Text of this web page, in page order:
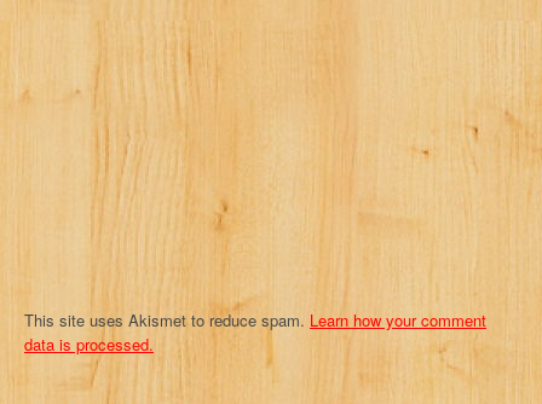
i
This site uses Akismet to reduce spam. Learn how your comment
data is processed.